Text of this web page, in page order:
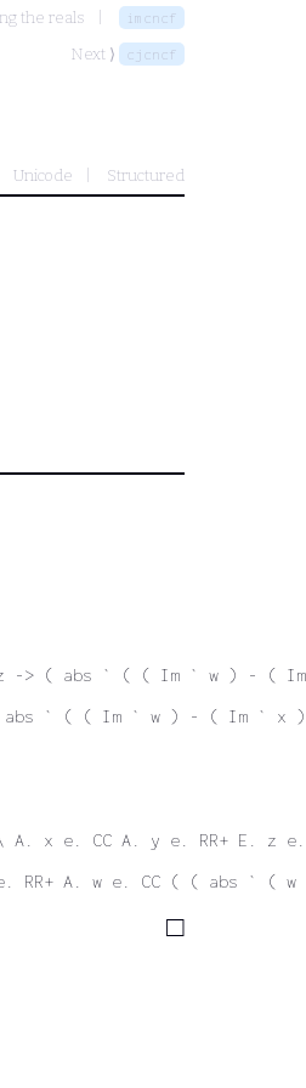
the reals imcncf
Next ⟩ cjcncf
Unicode Structured
z -> ( abs ` ( ( Im ` w ) - (
( abs ` ( ( Im ` w ) - ( Im `
/\ A. x e. CC A. y e.
e. RR+ A. w e. CC ( (